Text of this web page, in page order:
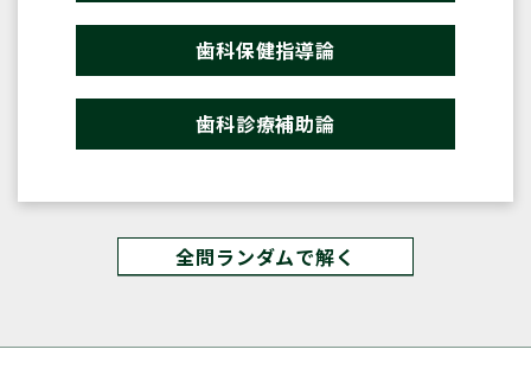
歯科保健指導論
歯科診療補助論
全問ランダムで解く